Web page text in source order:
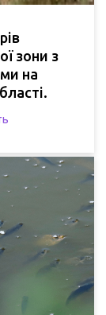
зони з
на